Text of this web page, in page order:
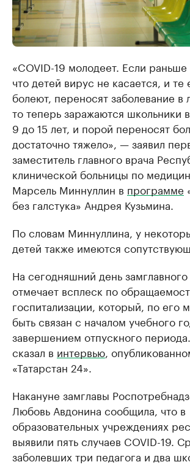
«COVID-19 молодеет. Если
что детей вирус не касается, и
болеют, переносят заболевание в
то теперь заражаются школьники
9 до 15 лет, и порой переносят
достаточно тяжело», — заявил
заместитель главного врача
клинической больницы по
Марсель Миннуллин в программе
без галстука» Андрея Кузьмина.
По словам Миннуллина, у
детей также имеются
На сегодняшний день замглавного
отмечает всплеск по
госпитализации, который, по его
быть связан с началом учебного
завершением отпускного
сказал в интервью,
«Татарстан 24».
Накануне замглавы
Любовь Авдонина сообщила, что в
образовательных учреждениях
выявили пять случаев COVID-19.
заболевших три педагога и два